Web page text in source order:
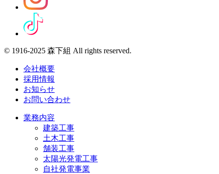
© 1916-2025 森下組 All rights reserved.
会社概要
採用情報
お知らせ
お問い合わせ
業務内容
建築工事
土木工事
舗装工事
太陽光発電工事
自社発電事業